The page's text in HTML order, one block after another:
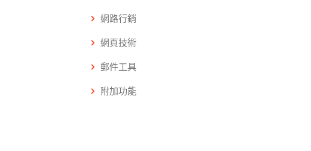
網路行銷
網頁技術
郵件工具
附加功能